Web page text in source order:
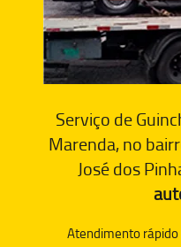
Serviço de
Marenda, no
José dos
Atendimento